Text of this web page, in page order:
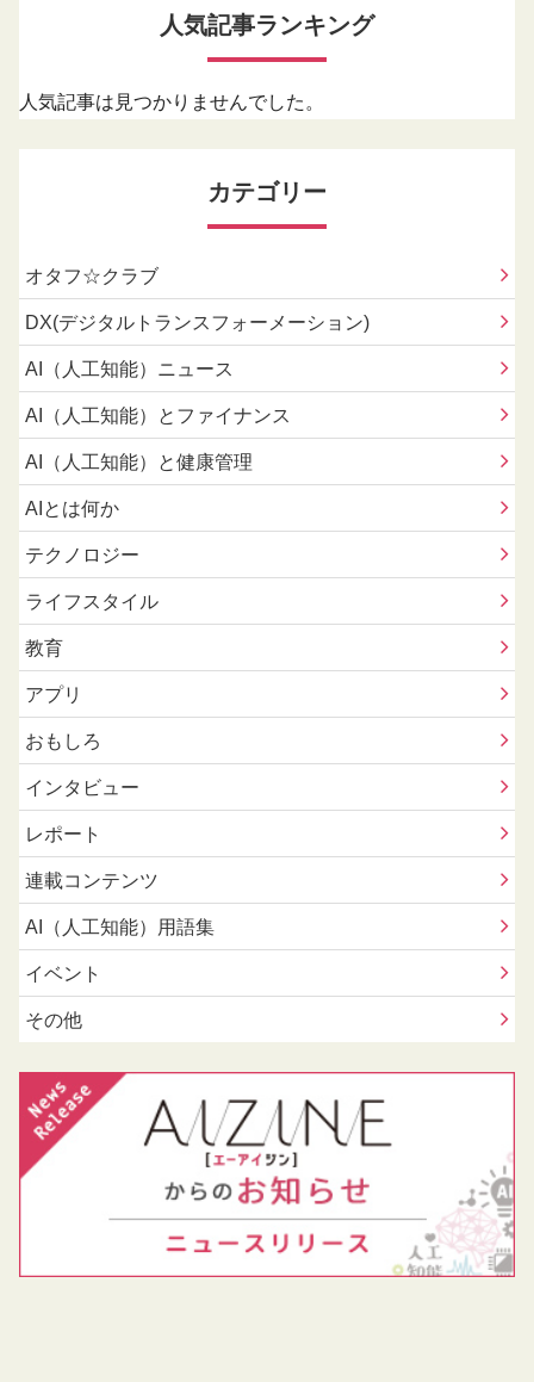
人気記事ランキング
人気記事は見つかりませんでした。
カテゴリー
オタフ☆クラブ
DX(デジタルトランスフォーメーション)
AI（人工知能）ニュース
AI（人工知能）とファイナンス
AI（人工知能）と健康管理
AIとは何か
テクノロジー
ライフスタイル
教育
アプリ
おもしろ
インタビュー
レポート
連載コンテンツ
AI（人工知能）用語集
イベント
その他